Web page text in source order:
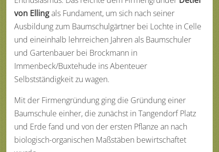
von Ellingals Fundament, um sich nach seiner
Ausbildung zum Baumschulgärtner bei Lochte in Celle
und eineinhalb lehrreichen Jahren als Baumschuler
und Gartenbauer bei Brockmann in
Immenbeck/Buxtehude ins Abenteuer
Selbstständigkeit zu wagen.
Mit der Firmengründung ging die Gründung einer
Baumschule einher, die zunächst in Tangendorf Platz
und Erde fand und von der ersten Pflanze an nach
biologisch-organischen Maßstäben bewirtschaftet